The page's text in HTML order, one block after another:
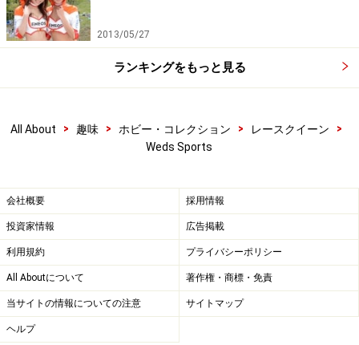
2013/05/27
ランキングをもっと見る
All About > 趣味 > ホビー・コレクション > レースクイーン
>
Weds Sports
会社概要 採用情報
投資家情報 広告掲載
利用規約 プライバシーポリシー
All Aboutについて 著作権・商標・免責
当サイトの情報についての注意 サイトマップ
ヘルプ